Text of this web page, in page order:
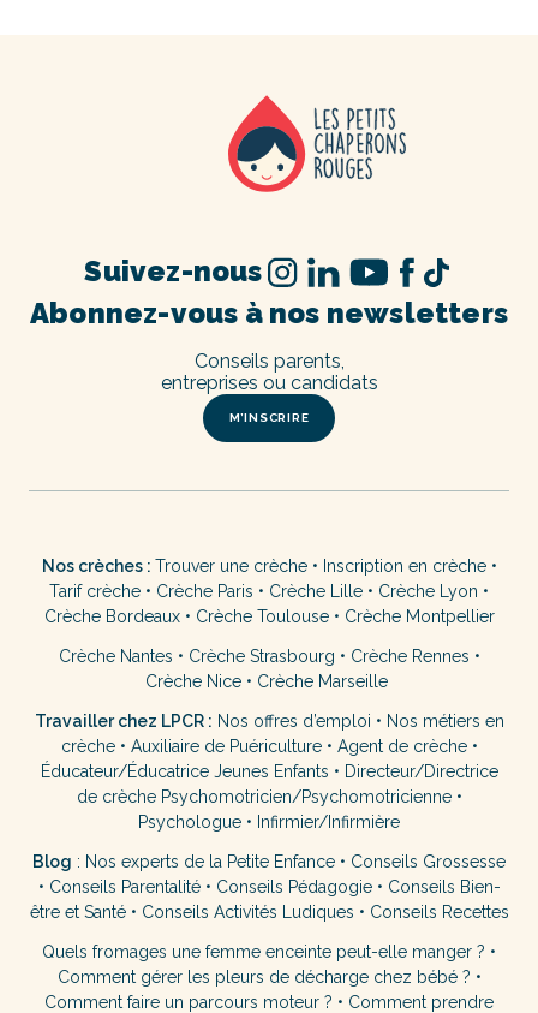
Abonnez-vous à nos newsletters
M’INSCRIRE
Conseils parents,
entreprises ou candidats
Suivez-nous
Nos crèches : Trouver une crèche• Inscription en crèche•
Tarif crèche • Crèche Paris • Crèche Lille • Crèche Lyon •
Crèche Bordeaux• Crèche Toulouse• Crèche Montpellier
Crèche Nantes • Crèche Strasbourg • Crèche Rennes •
Crèche Nice • Crèche Marseille
Travailler chez LPCR : Nos offres d’emploi • Nos métiers en
crèche• Auxiliaire de Puériculture• Agent de crèche•
Éducateur/Éducatrice Jeunes Enfants • Directeur/Directrice
de crèche Psychomotricien/Psychomotricienne•
Psychologue • Infirmier/Infirmière
Blog : Nos experts de la Petite Enfance • Conseils Grossesse
• Conseils Parentalité• Conseils Pédagogie• Conseils Bien-
être et Santé• Conseils Activités Ludiques • Conseils Recettes
Quels fromages une femme enceinte peut-elle manger ? •
Comment gérer les pleurs de décharge chez bébé ? •
Comment faire un parcours moteur ? • Comment prendre